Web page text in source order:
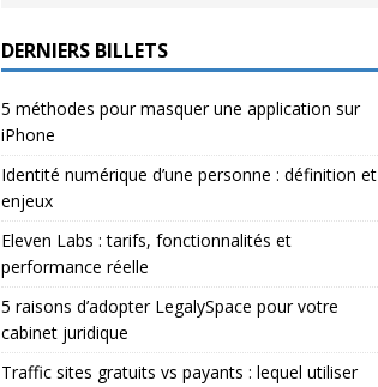
DERNIERS BILLETS
5 méthodes pour masquer une application sur
iPhone
Identité numérique d’une personne : définition et
enjeux
Eleven Labs : tarifs, fonctionnalités et
performance réelle
5 raisons d’adopter LegalySpace pour votre
cabinet juridique
Traffic sites gratuits vs payants : lequel utiliser